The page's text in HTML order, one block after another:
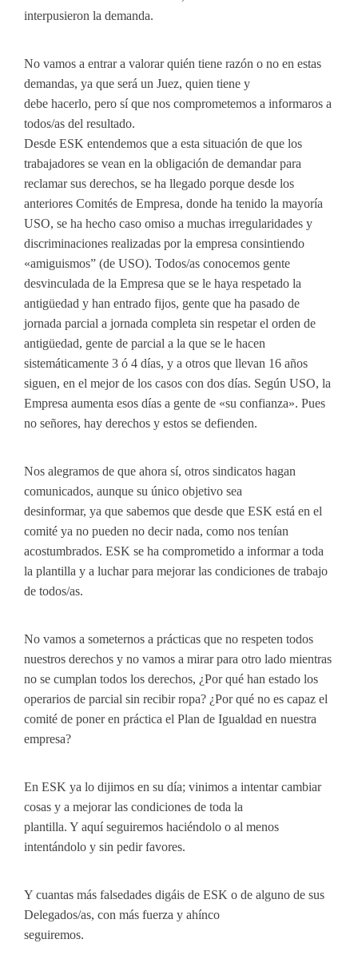
interpusieron la demanda.
No vamos a entrar a valorar quién tiene razón o no en estas
demandas, ya que será un Juez, quien tiene y
debe hacerlo, pero sí que nos comprometemos a informaros a
todos/as del resultado.
Desde ESK entendemos que a esta situación de que los
trabajadores se vean en la obligación de demandar para
reclamar sus derechos, se ha llegado porque desde los
anteriores Comités de Empresa, donde ha tenido la mayoría
USO, se ha hecho caso omiso a muchas irregularidades y
discriminaciones realizadas por la empresa consintiendo
«amiguismos” (de USO). Todos/as conocemos gente
desvinculada de la Empresa que se le haya respetado la
antigüedad y han entrado fijos, gente que ha pasado de
jornada parcial a jornada completa sin respetar el orden de
antigüedad, gente de parcial a la que se le hacen
sistemáticamente 3 ó 4 días, y a otros que llevan 16 años
siguen, en el mejor de los casos con dos días. Según USO, la
Empresa aumenta esos días a gente de «su confianza». Pues
no señores, hay derechos y estos se defienden.
Nos alegramos de que ahora sí, otros sindicatos hagan
comunicados, aunque su único objetivo sea
desinformar, ya que sabemos que desde que ESK está en el
comité ya no pueden no decir nada, como nos tenían
acostumbrados. ESK se ha comprometido a informar a toda
la plantilla y a luchar para mejorar las condiciones de trabajo
de todos/as.
No vamos a someternos a prácticas que no respeten todos
nuestros derechos y no vamos a mirar para otro lado mientras
no se cumplan todos los derechos, ¿Por qué han estado los
operarios de parcial sin recibir ropa? ¿Por qué no es capaz el
comité de poner en práctica el Plan de Igualdad en nuestra
empresa?
En ESK ya lo dijimos en su día; vinimos a intentar cambiar
cosas y a mejorar las condiciones de toda la
plantilla. Y aquí seguiremos haciéndolo o al menos
intentándolo y sin pedir favores.
Y cuantas más falsedades digáis de ESK o de alguno de sus
Delegados/as, con más fuerza y ahínco
seguiremos.